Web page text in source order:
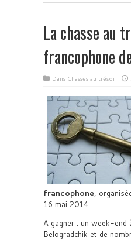
La chasse au
francophone
Dans Chasses au trésor
francophone,
16 mai 2014.
A gagner : un week-
Belogradchik et de